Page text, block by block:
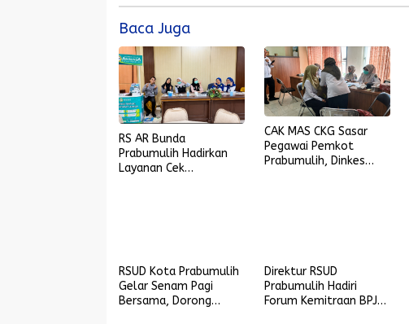
Baca Juga
RS AR Bunda
Prabumulih Hadirkan
Layanan Cek
CAK MAS CKG Sasar
Pegawai Pemkot
Prabumulih, Dinkes
RSUD Kota Prabumulih
Gelar Senam Pagi
Bersama, Dorong
Direktur RSUD
Prabumulih Hadiri
Forum Kemitraan BPJS